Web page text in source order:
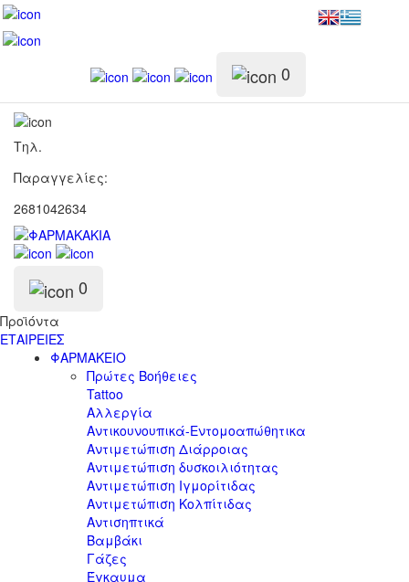
0
Τηλ.
Παραγγελίες:
2681042634
0
Προϊόντα
ΕΤΑΙΡΕΙΕΣ
ΦΑΡΜΑΚΕΙΟ
Πρώτες Βοήθειες
Tattoo
Αλλεργία
Αντικουνουπικά-Εντομοαπώθητικα
Αντιμετώπιση Διάρροιας
Αντιμετώπιση δυσκοιλιότητας
Αντιμετώπιση Ιγμορίτιδας
Αντιμετώπιση Κολπίτιδας
Αντισηπτικά
Βαμβάκι
Γάζες
Έγκαυμα